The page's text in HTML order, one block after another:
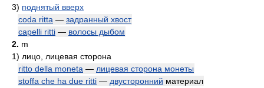
3) поднятый вверх
coda ritta — задранный хвост
capelli ritti — волосы дыбом
2. m
1) лицо, лицевая сторона
ritto della moneta — лицевая сторона монеты
stoffa che ha due ritti — двусторонний материал